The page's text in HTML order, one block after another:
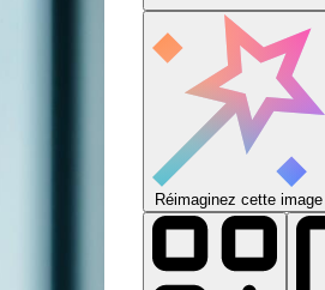
Réimaginez cette image